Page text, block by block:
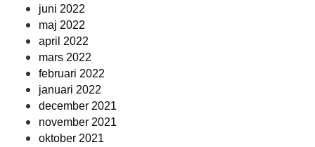
juni 2022
maj 2022
april 2022
mars 2022
februari 2022
januari 2022
december 2021
november 2021
oktober 2021